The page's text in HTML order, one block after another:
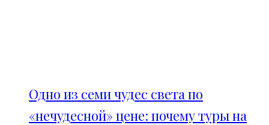
Одно из семи чудес света по
«нечудесной» цене: почему туры на